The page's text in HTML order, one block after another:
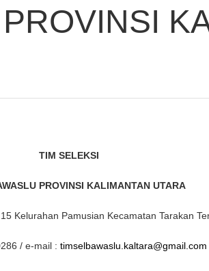
TIM SELEKSI
PROVINSI KALIMANTAN UTARA
Kelurahan Pamusian Kecamatan Tarakan
/ e-mail : timselbawaslu.kaltara@gmail.com